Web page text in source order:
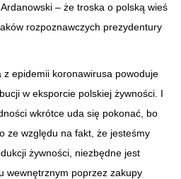
– że troska o polską wieś
rozpoznawczych prezydentury
epidemii koronawirusa powoduje
w eksporcie polskiej żywności. I​
wkrótce uda się pokonać, bo
ze względu na fakt, że jesteśmy
żywności, niezbędne jest
wewnętrznym poprzez zakupy